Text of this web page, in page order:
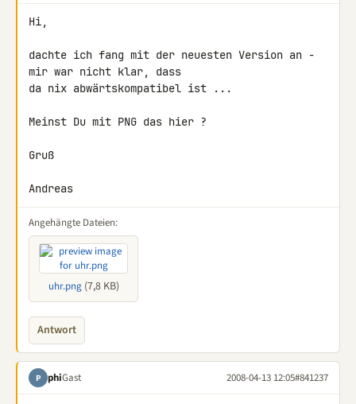
Hi,
dachte ich fang mit der neuesten Version an -
mir war nicht klar, dass
da nix abwärtskompatibel ist ...
Meinst Du mit PNG das hier ?
Gruß
Andreas
Angehängte Dateien:
uhr.png(7,8 KB)
Antwort
P phiGast 2008-04-13 12:05#841237